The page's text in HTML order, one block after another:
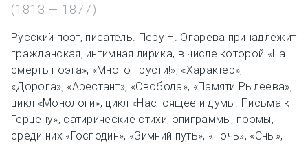
(1813 — 1877)
Русский поэт, писатель. Перу Н. Огарева принадлежит
гражданская, интимная лирика, в числе которой «На
смерть поэта», «Много грусти!», «Характер»,
«Дорога», «Арестант», «Свобода», «Памяти Рылеева»,
цикл «Монологи», цикл «Настоящее и думы. Письма к
Герцену», сатирические стихи, эпиграммы, поэмы,
среди них «Господин», «Зимний путь», «Ночь», «Сны»,